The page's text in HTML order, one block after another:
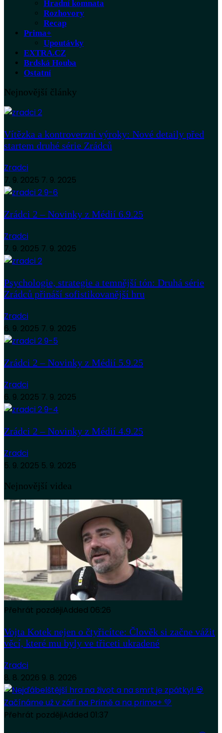
Hradní komnata
Rozhovory
Recap
Prima+
Upoutávky
EXTRA.CZ
Brdská Houba
Ostatní
Nejnovější články
Vítězka a kontroverzní výroky: Nové detaily před
startem druhé série Zrádců
Zradci
7. 9. 2025 7. 9. 2025
Zrádci 2 – Novinky z Médií 6.9.25
Zradci
7. 9. 2025 7. 9. 2025
Psychologie, strategie a temnější tón: Druhá série
Zrádců přináší sofistikovanější hru
Zradci
6. 9. 2025 7. 9. 2025
Zrádci 2 – Novinky z Médií 5.9.25
Zradci
6. 9. 2025 7. 9. 2025
Zrádci 2 – Novinky z Médií 4.9.25
Zradci
5. 9. 2025 5. 9. 2025
Nejnovější videa
Přehrát pozdějiAdded 06:26
Vojta Kotek nejen o čtyřicítce: Člověk si začne vážit
věcí, které mu byly ve třiceti ukradené
Zradci
8. 8. 2026 9. 8. 2026
Přehrát pozdějiAdded 01:37